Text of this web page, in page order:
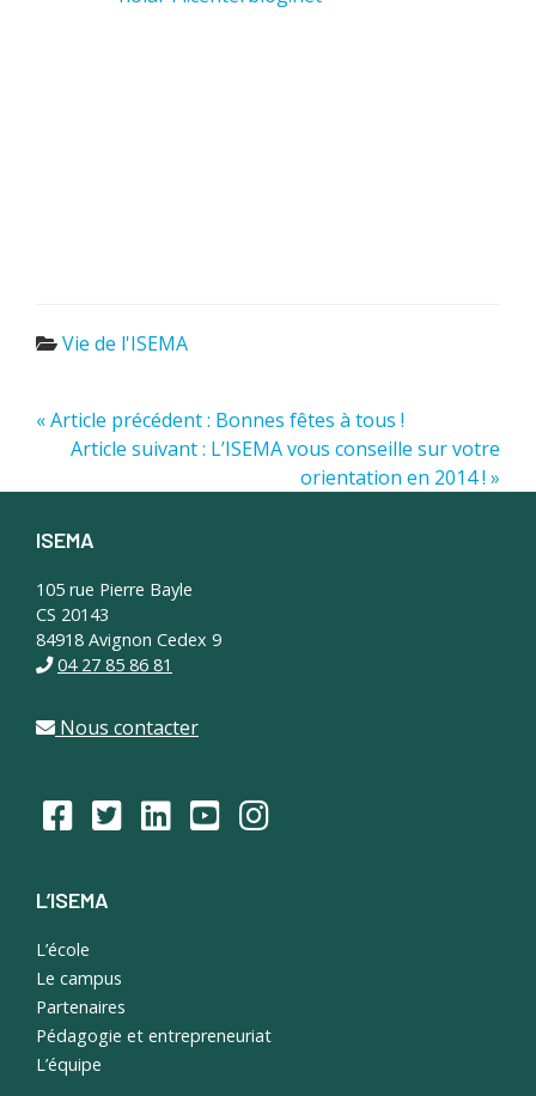
Vie de l'ISEMA
« Article précédent : Bonnes fêtes à tous !
Article suivant : L’ISEMA vous conseille sur votre
orientation en 2014 ! »
Footer
ISEMA
105 rue Pierre Bayle
CS 20143
84918 Avignon Cedex 9
04 27 85 86 81
Nous contacter
L’ISEMA
L’école
Le campus
Partenaires
Pédagogie et entrepreneuriat
L’équipe